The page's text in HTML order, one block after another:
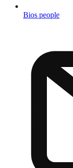
Bios people